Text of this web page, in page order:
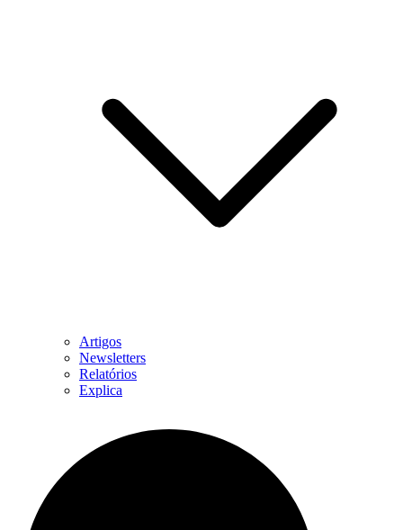
Artigos
Newsletters
Relatórios
Explica